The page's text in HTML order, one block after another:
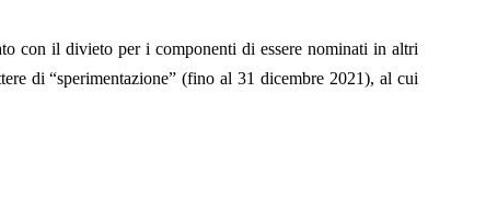
con il divieto per i componenti di essere nominati in altri
di “sperimentazione” (fino al 31 dicembre 2021), al cui